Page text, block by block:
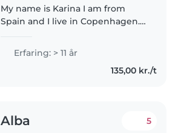
My name is Karina I am from
Spain and I live in Copenhagen. I
fully available for babysitting
jobs. I have experience taking
care of babies and young
Erfaring: > 11 år
135,00 kr./t
Alba 5